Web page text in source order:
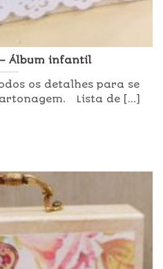
Álbum infantil
os detalhes para se
Lista de [...]